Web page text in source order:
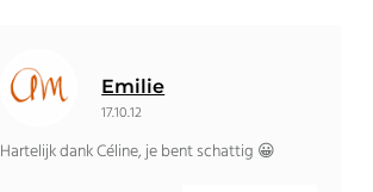
Emilie
17.10.12
Hartelijk dank Céline, je bent schattig 😀